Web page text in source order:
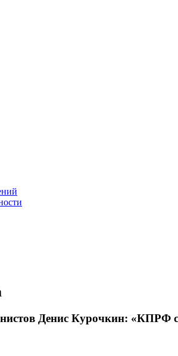
Денис Курочкин: «КПРФ